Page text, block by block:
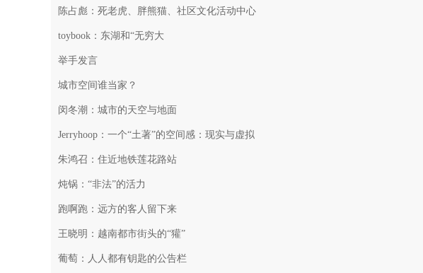
陈占彪：死老虎、胖熊猫、社区文化活动中心
toybook：东湖和“无穷大
举手发言
城市空间谁当家？
闵冬潮：城市的天空与地面
Jerryhoop：一个“土著”的空间感：现实与虚拟
朱鸿召：住近地铁莲花路站
炖锅：“非法”的活力
跑啊跑：远方的客人留下来
王晓明：越南都市街头的“獾”
葡萄：人人都有钥匙的公告栏